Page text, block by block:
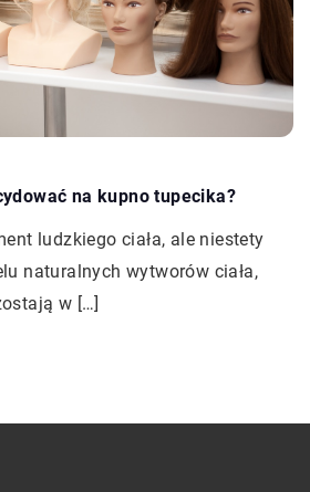
na kupno tupecika?
ludzkiego ciała, ale niestety
naturalnych wytworów ciała,
w […]